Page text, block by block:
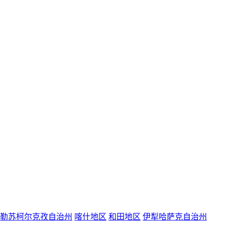
苏柯尔克孜自治州 喀什地区 和田地区 伊犁哈萨克自治州